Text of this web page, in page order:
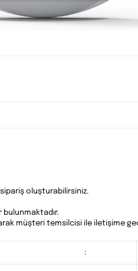
sipariş oluşturabilirsiniz.
bulunmaktadır.
müşteri temsilcisi ile iletişime
: